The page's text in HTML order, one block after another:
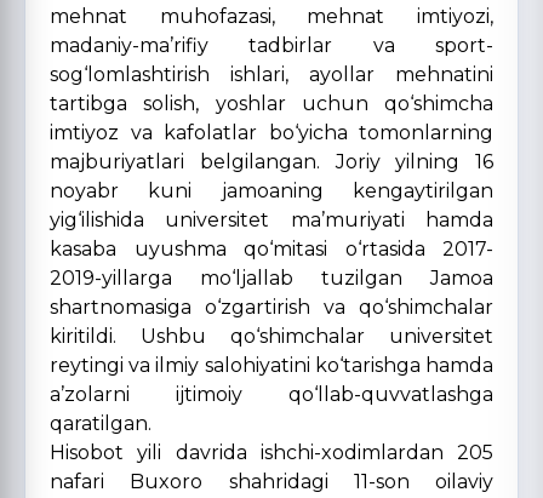
mehnat muhofazasi, mehnat imtiyozi,
madaniy-ma’rifiy tadbirlar va sport-
sog‘lomlashtirish ishlari, ayollar mehnatini
tartibga solish, yoshlar uchun qo‘shimcha
imtiyoz va kafolatlar bo‘yicha tomonlarning
majburiyatlari belgilangan. Joriy yilning 16
noyabr kuni jamoaning kengaytirilgan
yig‘ilishida universitet ma’muriyati hamda
kasaba uyushma qo‘mitasi o‘rtasida 2017-
2019-yillarga mo‘ljallab tuzilgan Jamoa
shartnomasiga o‘zgartirish va qo‘shimchalar
kiritildi. Ushbu qo‘shimchalar universitet
reytingi va ilmiy salohiyatini ko‘tarishga hamda
a’zolarni ijtimoiy qo‘llab-quvvatlashga
qaratilgan.
Hisobot yili davrida ishchi-xodimlardan 205
nafari Buxoro shahridagi 11-son oilaviy